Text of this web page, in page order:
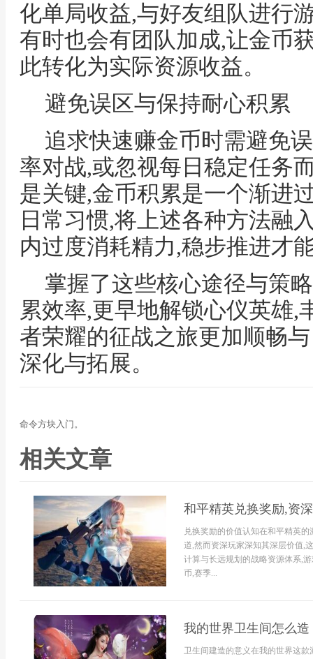
化单局收益,与好友组队进行
有时也会有团队加成,让金币
此转化为实际资源收益。
避免误区与保持耐心积累
追求快速赚金币时需避免
率对战,或忽视每日稳定任务
是关键,金币积累是一个渐进
日常习惯,将上述各种方法融
内过度消耗精力,稳步推进才
掌握了这些核心途径与策
累效率,更早地解锁心仪英雄,
者荣耀的征战之旅更加顺畅
深化与拓展。
命令方块入门。
相关文章
和平精英兑换奖励,资
兑换奖励的价值认知在和平精英
道,然而资深玩家深知其深层价值,
计算与长远规划的战略资源体系,
币,赛季...
我的世界卫生间怎么
卫生间建造的意义在我的世界这